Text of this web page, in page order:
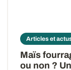
Articles et
Maïs
ou non ?